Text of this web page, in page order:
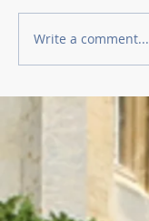
Write a comment...